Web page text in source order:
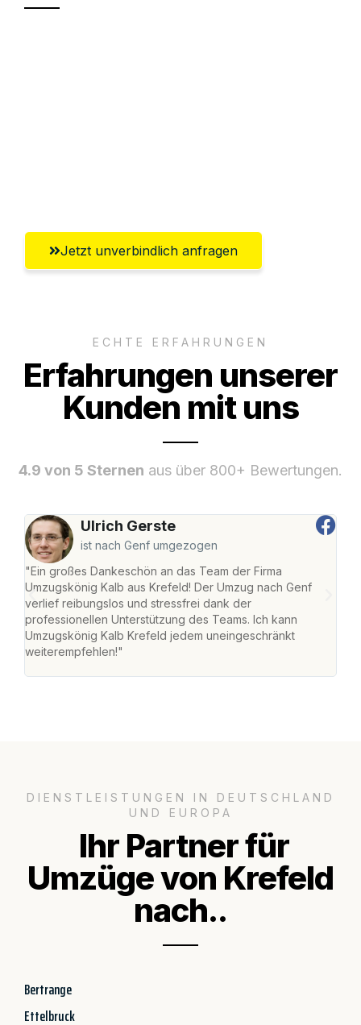
Jetzt unverbindlich anfragen
ECHTE ERFAHRUNGEN
Erfahrungen unserer
Kunden mit uns
4.9 von 5 Sternen aus über 800+ Bewertungen.
Ulrich Gerste
ist nach Genf umgezogen
"Ein großes Dankeschön an das Team der Firma
Umzugskönig Kalb aus Krefeld! Der Umzug nach Genf
verlief reibungslos und stressfrei dank der
professionellen Unterstützung des Teams. Ich kann
Umzugskönig Kalb Krefeld jedem uneingeschränkt
weiterempfehlen!"
DIENSTLEISTUNGEN IN DEUTSCHLAND
UND EUROPA
Ihr Partner für
Umzüge von Krefeld
nach..
Bertrange
Ettelbruck